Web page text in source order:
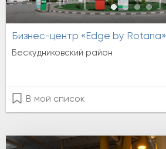
Бизнес-центр «Edge by Rotana»
Бескудниковский район
В мой список